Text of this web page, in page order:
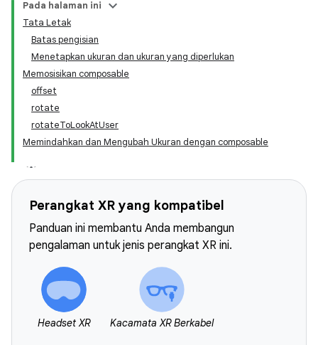
Pada halaman ini
Tata Letak
Batas pengisian
Menetapkan ukuran dan ukuran yang diperlukan
Memosisikan composable
offset
rotate
rotateToLookAtUser
Memindahkan dan Mengubah Ukuran dengan composable
Perangkat XR yang kompatibel
Panduan ini membantu Anda membangun
pengalaman untuk jenis perangkat XR ini.
Headset XR Kacamata XR Berkabel